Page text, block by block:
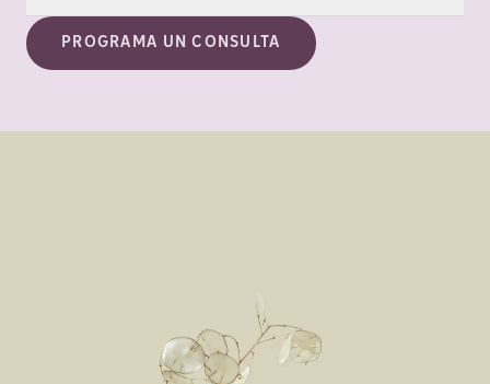
PROGRAMA UN CONSULTA